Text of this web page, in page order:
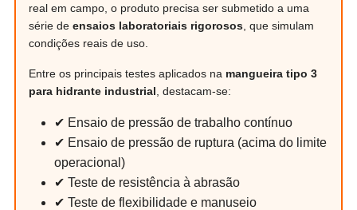
real em campo, o produto precisa ser submetido a uma
série de ensaios laboratoriais rigorosos, que simulam
condições reais de uso.
Entre os principais testes aplicados na mangueira tipo 3
para hidrante industrial , destacam-se:
✔ Ensaio de pressão de trabalho contínuo
✔ Ensaio de pressão de ruptura (acima do limite
operacional)
✔ Teste de resistência à abrasão
✔ Teste de flexibilidade e manuseio